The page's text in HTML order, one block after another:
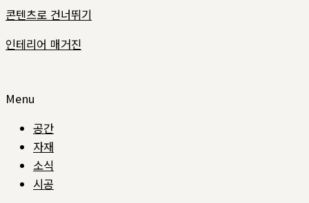
콘텐츠로 건너뛰기
인테리어 매거진
Menu
공간
자재
소식
시공